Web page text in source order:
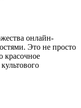
онлайн-
Это не просто
красочное